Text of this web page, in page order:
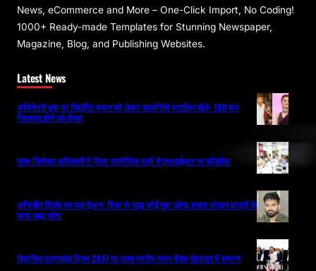
News, eCommerce and More – One-Click Import, No Coding!
1000+ Ready-made Templates for Stunning Newspaper,
Magazine, Blog, and Publishing Websites.
Latest News
अभिनेत्री तृषा पर विवादित बयान को लेकर उदयनिधि स्टालिन बोले- 100 बार
गिरफ्तार होने को तैयार
मुख्य निर्वाचन अधिकारी ने लिया राजनैतिक दलों से एसआईआर पर फीडबैक
अभिजीत दिपके का बड़ा ऐलान, शिक्षा से जुड़ा कोई मुद्दा उठेगा, हमारा संगठन छात्रों के
साथ खड़ा रहेगा
विकसित उत्तराखंड विजन 2047 पर उच्च स्तरीय मंथन बैठक देहरादून में सम्पन्न